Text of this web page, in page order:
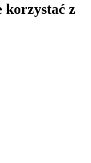
korzystać z